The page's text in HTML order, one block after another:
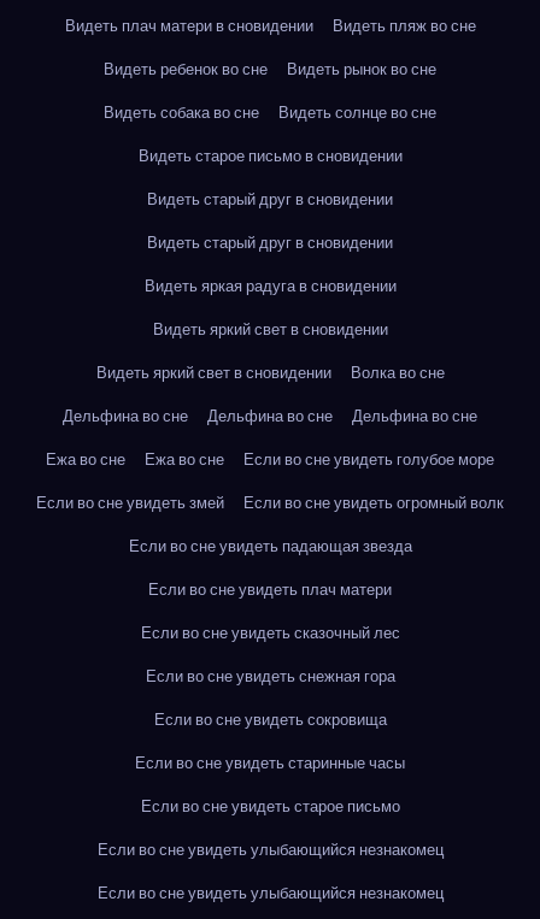
Видеть плач матери в сновидении
Видеть пляж во сне
Видеть ребенок во сне
Видеть рынок во сне
Видеть собака во сне
Видеть солнце во сне
Видеть старое письмо в сновидении
Видеть старый друг в сновидении
Видеть старый друг в сновидении
Видеть яркая радуга в сновидении
Видеть яркий свет в сновидении
Видеть яркий свет в сновидении
Волка во сне
Дельфина во сне
Дельфина во сне
Дельфина во сне
Ежа во сне
Ежа во сне
Если во сне увидеть голубое море
Если во сне увидеть змей
Если во сне увидеть огромный волк
Если во сне увидеть падающая звезда
Если во сне увидеть плач матери
Если во сне увидеть сказочный лес
Если во сне увидеть снежная гора
Если во сне увидеть сокровища
Если во сне увидеть старинные часы
Если во сне увидеть старое письмо
Если во сне увидеть улыбающийся незнакомец
Если во сне увидеть улыбающийся незнакомец